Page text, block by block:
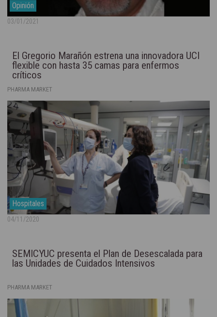
Opinión
03/01/2021
El Gregorio Marañón estrena una innovadora UCI
flexible con hasta 35 camas para enfermos
críticos
PHARMA MARKET
Hospitales
04/11/2020
SEMICYUC presenta el Plan de Desescalada para
las Unidades de Cuidados Intensivos
PHARMA MARKET